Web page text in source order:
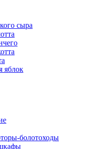
сыра
яблок
болотоходы